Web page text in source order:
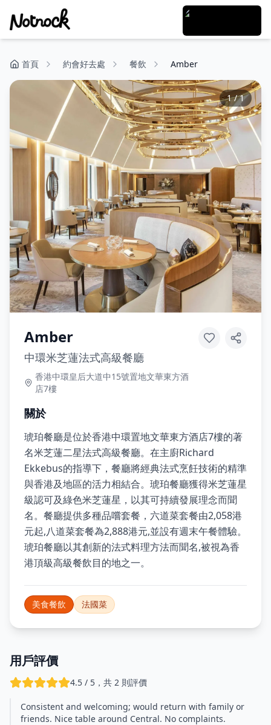
首頁 約會好去處 餐飲 Amber
1/1
Amber
中環米芝蓮法式高級餐廳
香港中環皇后大道中15號置地文華東方酒
店7樓
關於
琥珀餐廳是位於香港中環置地文華東方酒店7樓的著
名米芝蓮二星法式高級餐廳。在主廚Richard
Ekkebus的指導下，餐廳將經典法式烹飪技術的精準
與香港及地區的活力相結合。琥珀餐廳獲得米芝蓮星
級認可及綠色米芝蓮星，以其可持續發展理念而聞
名。餐廳提供多種品嚐套餐，六道菜套餐由2,058港
元起,八道菜套餐為2,888港元,並設有週末午餐體驗。
琥珀餐廳以其創新的法式料理方法而聞名,被視為香
港頂級高級餐飲目的地之一。
美食餐飲 法國菜
用戶評價
4.5 / 5，共 2 則評價
Consistent and welcoming; would return with family or
friends. Nice table around Central. No complaints.